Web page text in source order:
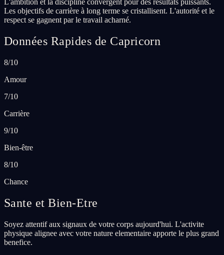
L'ambition et la discipline convergent pour des résultats puissants.
Les objectifs de carrière à long terme se cristallisent. L'autorité et le
respect se gagnent par le travail acharné.
Données Rapides de Capricorn
8/10
Amour
7/10
Carrière
9/10
Bien-être
8/10
Chance
Sante et Bien-Etre
Soyez attentif aux signaux de votre corps aujourd'hui. L'activite
physique alignee avec votre nature elementaire apporte le plus grand
benefice.